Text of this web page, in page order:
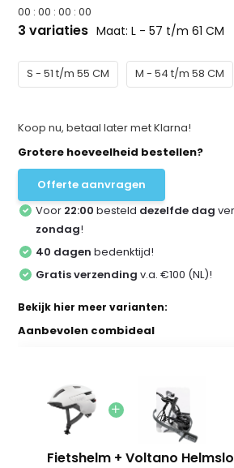
00 :00 :00 :00
3 variaties Maat: L - 57 t/m 61 CM
S - 51 t/m 55 CM M - 54 t/m 58 CM
Koop nu, betaal later met Klarna!
Grotere hoeveelheid bestellen?
Offerte aanvragen
Voor 22:00 besteld dezelfde dag
zondag!
40 dagen bedenktijd!
Gratis verzending v.a. €100 (NL)!
Bekijk hier meer varianten:
Aanbevolen combideal
Fietshelm + Voltano